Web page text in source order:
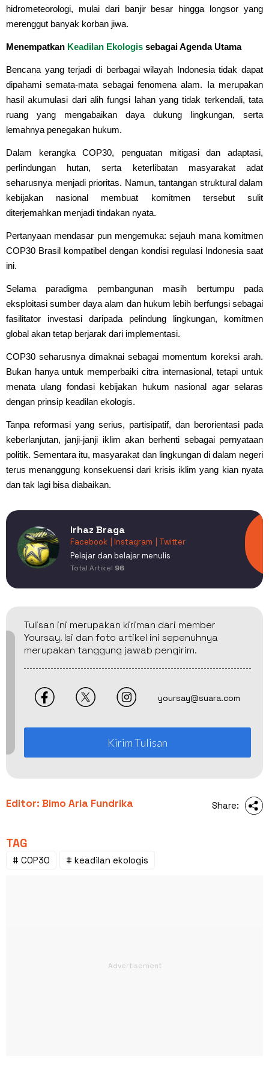
hidrometeorologi, mulai dari banjir besar hingga longsor yang
merenggut banyak korban jiwa.
Menempatkan Keadilan Ekologis sebagai Agenda Utama
Bencana yang terjadi di berbagai wilayah Indonesia tidak dapat
dipahami semata-mata sebagai fenomena alam. Ia merupakan
hasil akumulasi dari alih fungsi lahan yang tidak terkendali, tata
ruang yang mengabaikan daya dukung lingkungan, serta
lemahnya penegakan hukum.
Dalam kerangka COP30, penguatan mitigasi dan adaptasi,
perlindungan hutan, serta keterlibatan masyarakat adat
seharusnya menjadi prioritas. Namun, tantangan struktural dalam
kebijakan nasional membuat komitmen tersebut sulit
diterjemahkan menjadi tindakan nyata.
Pertanyaan mendasar pun mengemuka: sejauh mana komitmen
COP30 Brasil kompatibel dengan kondisi regulasi Indonesia saat
ini.
Selama paradigma pembangunan masih bertumpu pada
eksploitasi sumber daya alam dan hukum lebih berfungsi sebagai
fasilitator investasi daripada pelindung lingkungan, komitmen
global akan tetap berjarak dari implementasi.
COP30 seharusnya dimaknai sebagai momentum koreksi arah.
Bukan hanya untuk memperbaiki citra internasional, tetapi untuk
menata ulang fondasi kebijakan hukum nasional agar selaras
dengan prinsip keadilan ekologis.
Tanpa reformasi yang serius, partisipatif, dan berorientasi pada
keberlanjutan, janji-janji iklim akan berhenti sebagai pernyataan
politik. Sementara itu, masyarakat dan lingkungan di dalam negeri
terus menanggung konsekuensi dari krisis iklim yang kian nyata
dan tak lagi bisa diabaikan.
Irhaz Braga
Facebook | Instagram
| Twitter
Pelajar dan belajar menulis
Total Artikel 96
Tulisan ini merupakan kiriman dari member
Yoursay. Isi dan foto artikel ini sepenuhnya
merupakan tanggung jawab pengirim.
yoursay@suara.com
Kirim Tulisan
Editor: Bimo Aria Fundrika Share:
TAG
# COP30 # keadilan ekologis